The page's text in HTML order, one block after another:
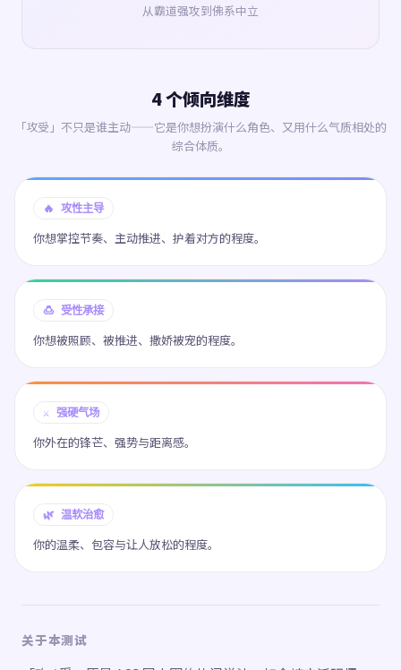
从霸道强攻到佛系中立
4 个倾向维度
「攻受」不只是谁主动——它是你想扮演什么角色、又用什么气质相处的
综合体质。
🔥 攻性主导
你想掌控节奏、主动推进、护着对方的程度。
🍮 受性承接
你想被照顾、被推进、撒娇被宠的程度。
⚔️ 强硬气场
你外在的锋芒、强势与距离感。
🌿 温软治愈
你的温柔、包容与让人放松的程度。
关于本测试